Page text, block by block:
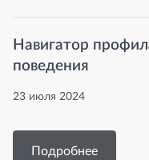
Навигатор
поведения
23 июля 2024
Подробнее